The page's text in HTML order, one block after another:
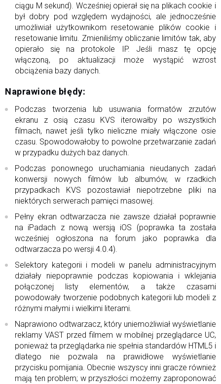
ciągu M sekund). Wcześniej opierał się na plikach cookie i
był dobry pod względem wydajności, ale jednocześnie
umożliwiał użytkownikom resetowanie plików cookie i
resetowanie limitu. Zmieniliśmy obliczanie limitów tak, aby
opierało się na protokole IP. Jeśli masz tę opcję
włączoną, po aktualizacji może wystąpić wzrost
obciążenia bazy danych.
Naprawione błędy:
Podczas tworzenia lub usuwania formatów zrzutów
ekranu z osią czasu KVS iterowałby po wszystkich
filmach, nawet jeśli tylko nieliczne miały włączone osie
czasu. Spowodowałoby to powolne przetwarzanie zadań
w przypadku dużych baz danych.
Podczas ponownego uruchamiania nieudanych zadań
konwersji nowych filmów lub albumów, w rzadkich
przypadkach KVS pozostawiał niepotrzebne pliki na
niektórych serwerach pamięci masowej.
Pełny ekran odtwarzacza nie zawsze działał poprawnie
na iPadach z nową wersją iOS (poprawka ta została
wcześniej ogłoszona na forum jako poprawka dla
odtwarzacza po wersji 4.0.4).
Selektory kategorii i modeli w panelu administracyjnym
działały niepoprawnie podczas kopiowania i wklejania
połączonej listy elementów, a także czasami
powodowały tworzenie podobnych kategorii lub modeli z
różnymi małymi i wielkimi literami.
Naprawiono odtwarzacz, który uniemożliwiał wyświetlanie
reklamy VAST przed filmem w mobilnej przeglądarce UC,
ponieważ ta przeglądarka nie spełnia standardów HTML5 i
dlatego nie pozwala na prawidłowe wyświetlanie
przycisku pomijania. Obecnie wszyscy inni gracze również
mają ten problem; w przyszłości możemy zaproponować